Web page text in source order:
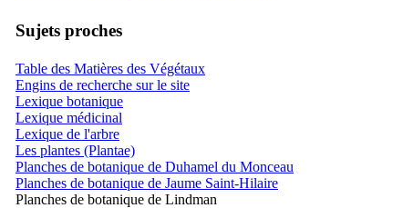
Sujets proches
Table des Matières des Végétaux
Engins de recherche sur le site
Lexique botanique
Lexique médicinal
Lexique de l'arbre
Les plantes (Plantae)
Planches de botanique de Duhamel du Monceau
Planches de botanique de Jaume Saint-Hilaire
Planches de botanique de Lindman